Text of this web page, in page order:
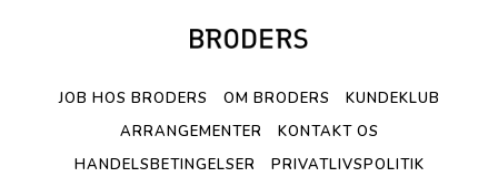
JOB HOS BRODERS OM BRODERS
KUNDEKLUB
ARRANGEMENTER
KONTAKT OS
HANDELSBETINGELSER
PRIVATLIVSPOLITIK